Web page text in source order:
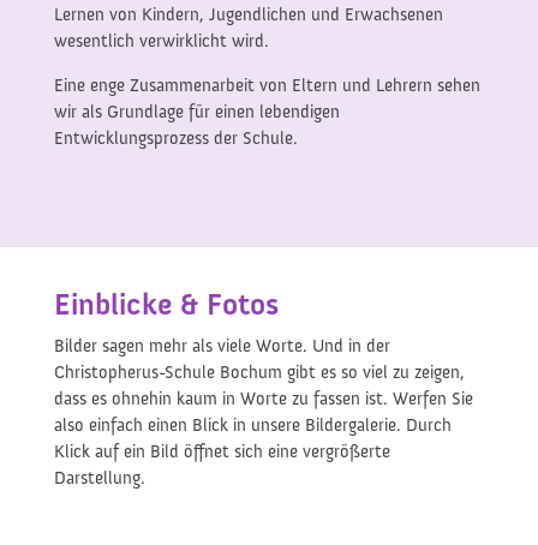
Lernen von Kindern, Jugendlichen und Erwachsenen
wesentlich verwirklicht wird.
Eine enge Zusammenarbeit von Eltern und Lehrern sehen
wir als Grundlage für einen lebendigen
Entwicklungsprozess der Schule.
Einblicke & Fotos
Bilder sagen mehr als viele Worte. Und in der
Christopherus-Schule Bochum gibt es so viel zu zeigen,
dass es ohnehin kaum in Worte zu fassen ist. Werfen Sie
also einfach einen Blick in unsere Bildergalerie. Durch
Klick auf ein Bild öffnet sich eine vergrößerte
Darstellung.